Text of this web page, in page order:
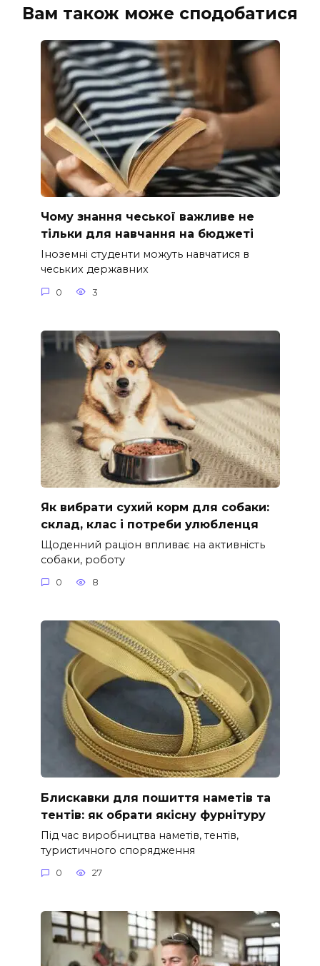
Вам також може сподобатися
Чому знання чеської важливе не
тільки для навчання на бюджеті
Іноземні студенти можуть навчатися в
чеських державних
0 3
Як вибрати сухий корм для собаки:
склад, клас і потреби улюбленця
Щоденний раціон впливає на активність
собаки, роботу
0 8
Блискавки для пошиття наметів та
тентів: як обрати якісну фурнітуру
Під час виробництва наметів, тентів,
туристичного спорядження
0 27